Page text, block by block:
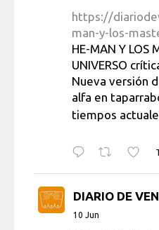
https://
man-y-los-
HE-MAN Y LOS
UNIVERSO
Nueva versión
alfa en
tiempos
DIARIO DE
10 Jun